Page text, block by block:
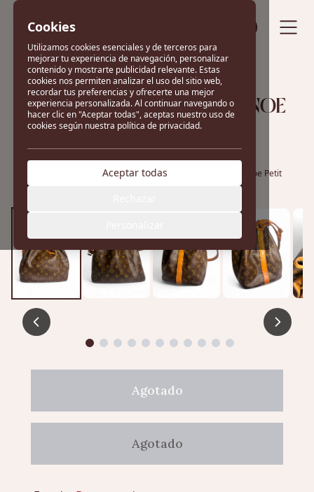
BOLSO LOUIS VUITTON NOE
PETIT
Bolsos Louis Vuitton Bolso Louis Vuitton Noe Petit
Agotado
Agotado
Cookies
Utilizamos cookies esenciales y de terceros para
mejorar tu experiencia de navegación, personalizar
contenido y mostrarte publicidad relevante. Estas
cookies nos permiten analizar el uso del sitio web,
recordar tus preferencias y ofrecerte una mejor
experiencia personalizada. Al continuar navegando o
hacer clic en "Aceptar todas", aceptas nuestro uso de
cookies según nuestra política de privacidad.
Aceptar todas